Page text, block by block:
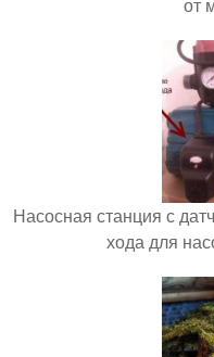
от
Насосная станция с
хода для